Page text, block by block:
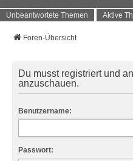
Unbeantwortete Themen Aktive
Foren-Übersicht
Du musst registriert und
anzuschauen.
Benutzername:
Passwort: